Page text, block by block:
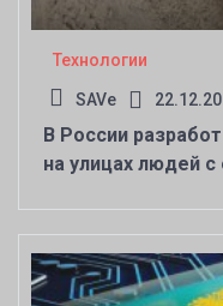
Технологии
SAVe
В России
на улицах людей